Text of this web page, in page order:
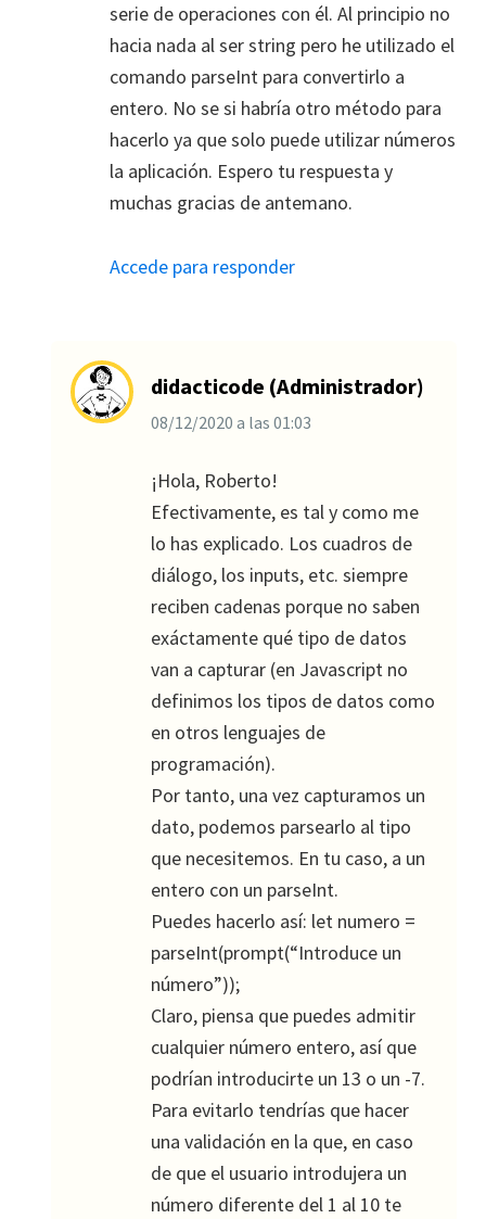
serie de operaciones con él. Al principio no
hacia nada al ser string pero he utilizado el
comando parseInt para convertirlo a
entero. No se si habría otro método para
hacerlo ya que solo puede utilizar números
la aplicación. Espero tu respuesta y
muchas gracias de antemano.
Accede para responder
didacticode (Administrador)
08/12/2020 a las 01:03
¡Hola, Roberto!
Efectivamente, es tal y como me
lo has explicado. Los cuadros de
diálogo, los inputs, etc. siempre
reciben cadenas porque no saben
exáctamente qué tipo de datos
van a capturar (en Javascript no
definimos los tipos de datos como
en otros lenguajes de
programación).
Por tanto, una vez capturamos un
dato, podemos parsearlo al tipo
que necesitemos. En tu caso, a un
entero con un parseInt.
Puedes hacerlo así: let numero =
parseInt(prompt(“Introduce un
número”));
Claro, piensa que puedes admitir
cualquier número entero, así que
podrían introducirte un 13 o un -7.
Para evitarlo tendrías que hacer
una validación en la que, en caso
de que el usuario introdujera un
número diferente del 1 al 10 te